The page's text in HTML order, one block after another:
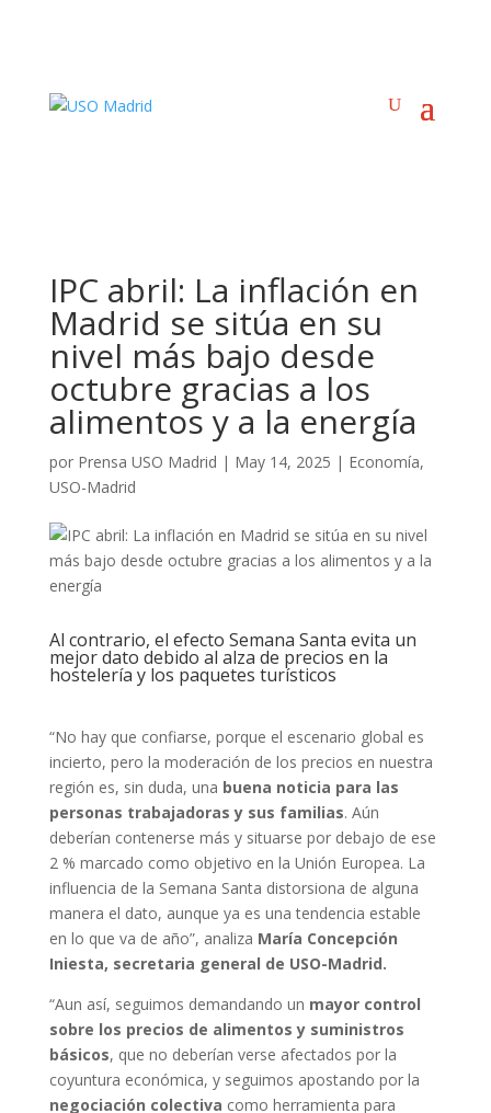
IPC abril: La inflación en
Madrid se sitúa en su
nivel más bajo desde
octubre gracias a los
alimentos y a la energía
por Prensa USO Madrid | May 14, 2025 | Economía,
USO-Madrid
Al contrario, el efecto Semana Santa evita un
mejor dato debido al alza de precios en la
hostelería y los paquetes turísticos
“No hay que confiarse, porque el escenario global es
incierto, pero la moderación de los precios en nuestra
región es, sin duda, una buena noticia para las
personas trabajadoras y sus familias. Aún
deberían contenerse más y situarse por debajo de ese
2 % marcado como objetivo en la Unión Europea. La
influencia de la Semana Santa distorsiona de alguna
manera el dato, aunque ya es una tendencia estable
en lo que va de año”, analiza María Concepción
Iniesta, secretaria general de USO-Madrid.
“Aun así, seguimos demandando un mayor control
sobre los precios de alimentos y suministros
básicos, que no deberían verse afectados por la
coyuntura económica, y seguimos apostando por la
negociación colectiva como herramienta para